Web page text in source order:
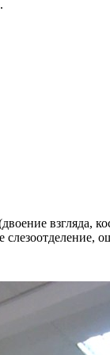
взгляда,
слезоотделение,